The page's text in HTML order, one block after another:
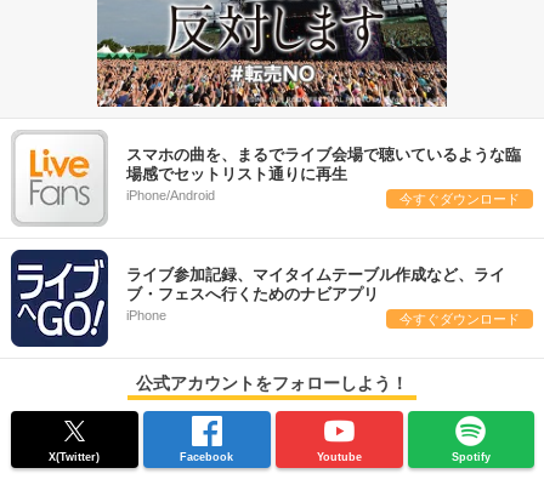
スマホの曲を、まるでライブ会場で聴いているような臨
場感でセットリスト通りに再生
iPhone/Android 今すぐダウンロード
ライブ参加記録、マイタイムテーブル作成など、ライ
ブ・フェスへ行くためのナビアプリ
iPhone 今すぐダウンロード
公式アカウントをフォローしよう！
X(Twitter) Facebook Youtube Spotify